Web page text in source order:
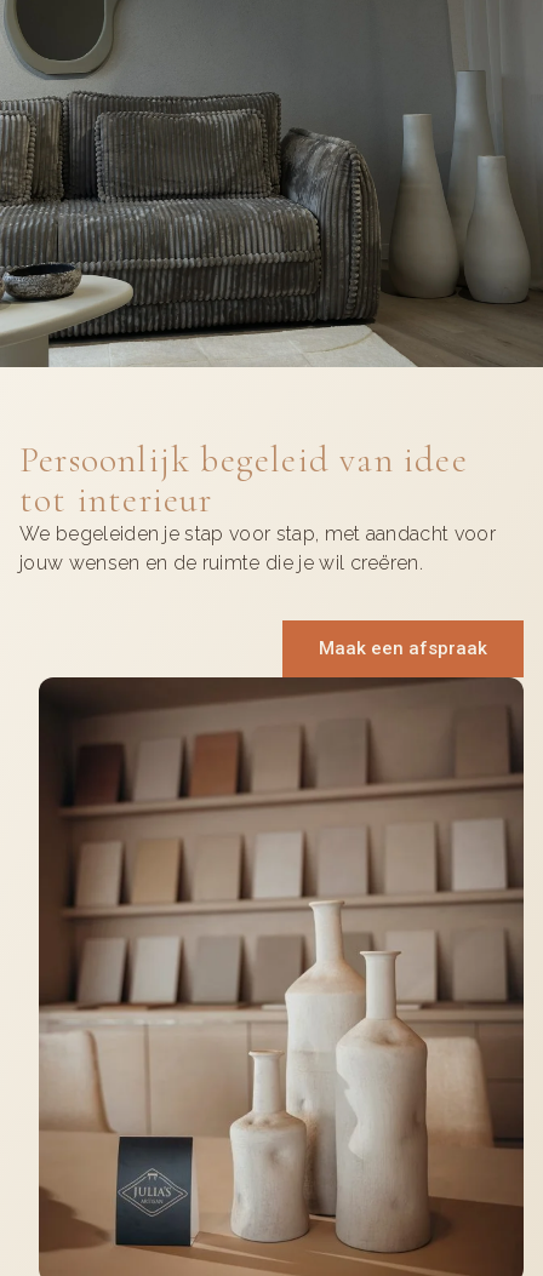
Persoonlijk begeleid van idee
tot interieur
We begeleiden je stap voor stap, met aandacht voor
jouw wensen en de ruimte die je wil creëren.
Maak een afspraak